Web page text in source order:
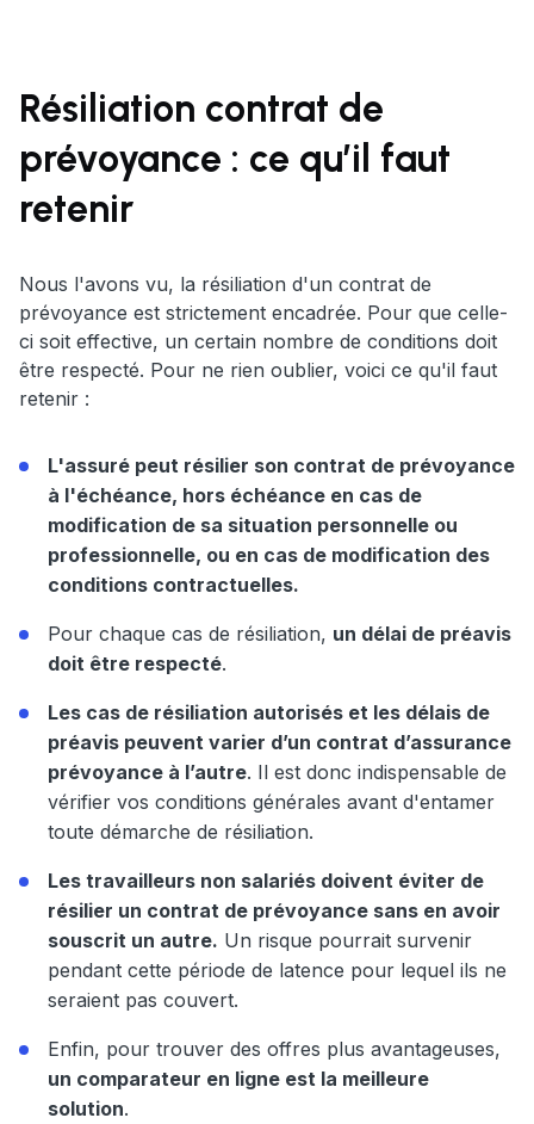
Résiliation contrat de
prévoyance : ce qu’il faut
retenir
Nous l'avons vu, la résiliation d'un contrat de
prévoyance est strictement encadrée. Pour que celle-
ci soit effective, un certain nombre de conditions doit
être respecté. Pour ne rien oublier, voici ce qu'il faut
retenir :
L'assuré peut résilier son contrat de prévoyance
à l'échéance, hors échéance en cas de
modification de sa situation personnelle ou
professionnelle, ou en cas de modification des
conditions contractuelles.
Pour chaque cas de résiliation, un délai de préavis
doit être respecté.
Les cas de résiliation autorisés et les délais de
préavis peuvent varier d’un contrat d’assurance
prévoyance à l’autre. Il est donc indispensable de
vérifier vos conditions générales avant d'entamer
toute démarche de résiliation.
Les travailleurs non salariés doivent éviter de
résilier un contrat de prévoyance sans en avoir
souscrit un autre. Un risque pourrait survenir
pendant cette période de latence pour lequel ils ne
seraient pas couvert.
Enfin, pour trouver des offres plus avantageuses,
un comparateur en ligne est la meilleure
solution.